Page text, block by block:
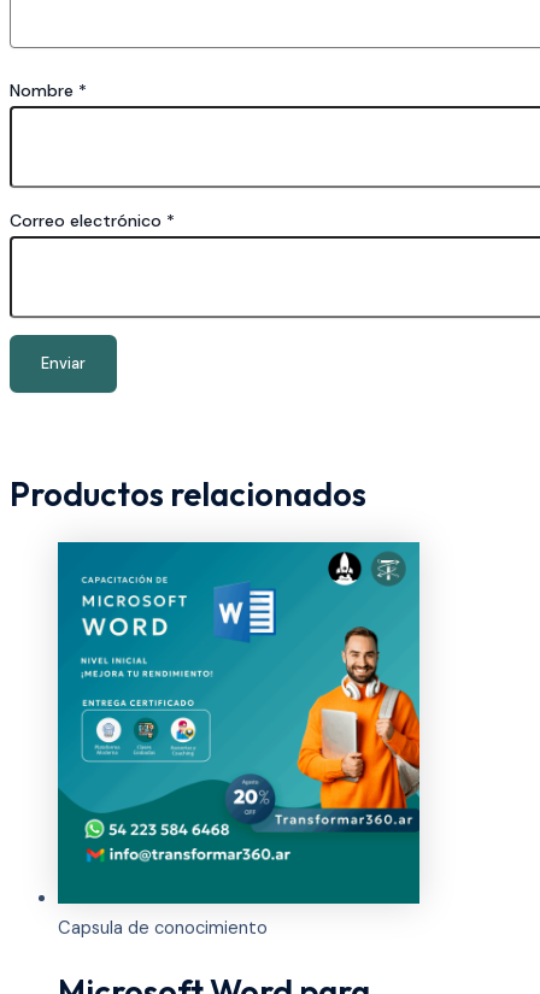
Nombre *
Correo electrónico *
Productos relacionados
Capsula de conocimiento